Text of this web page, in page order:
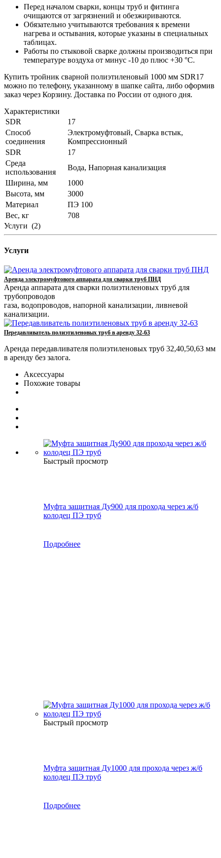
Перед началом сварки, концы труб и фитинга
очищаются от загрязнений и обезжириваются.
Обязательно учитываются требования к времени
нагрева и остывания, которые указаны в специальных
таблицах.
Работы по стыковой сварке должны производиться при
температуре воздуха от минус -10 до плюс +30 °С.
Купить тройник сварной полиэтиленовый 1000 мм SDR17
можно по телефону, указанному в шапке сайта, либо оформив
заказ через Корзину. Доставка по России от одного дня.
Характеристики
SDR
17
Способ
соединения
Электромуфтовый, Сварка встык,
Компрессионный
SDR
17
Среда
использования
Вода, Напорная канализация
Ширина, мм
1000
Высота, мм
3000
Материал
ПЭ 100
Вес, кг
708
Услуги (2)
Услуги
Аренда электромуфтового аппарата для сварки труб ПНД
Аренда аппарата для сварки полиэтиленовых труб для
трубопроводов
газа, водопроводов, напорной канализации, ливневой
канализации.
Передавливатель полиэтиленовых труб в аренду 32-63
Аренда передавливателя полиэтиленовых труб 32,40,50,63 мм
в аренду без залога.
Аксессуары
Похожие товары
Быстрый просмотр
Муфта защитная Ду900 для прохода через ж/б
колодец ПЭ труб
Подробнее
Быстрый просмотр
Муфта защитная Ду1000 для прохода через ж/б
колодец ПЭ труб
Подробнее